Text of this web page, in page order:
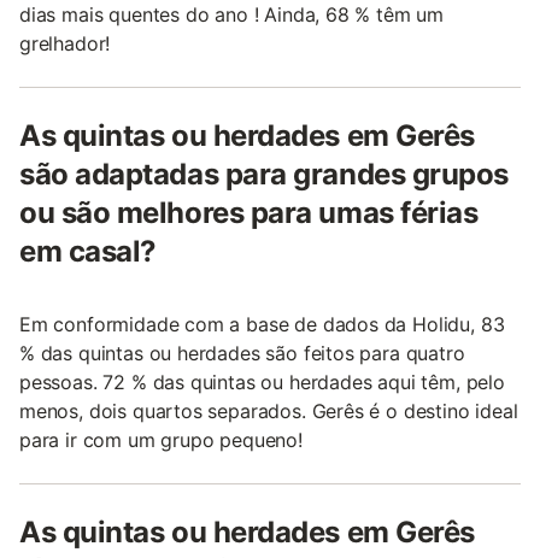
dias mais quentes do ano ! Ainda, 68 % têm um
grelhador!
As quintas ou herdades em Gerês
são adaptadas para grandes grupos
ou são melhores para umas férias
em casal?
Em conformidade com a base de dados da Holidu, 83
% das quintas ou herdades são feitos para quatro
pessoas. 72 % das quintas ou herdades aqui têm, pelo
menos, dois quartos separados. Gerês é o destino ideal
para ir com um grupo pequeno!
As quintas ou herdades em Gerês